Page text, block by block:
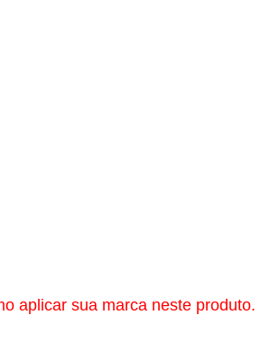
aplicar sua marca neste produto.